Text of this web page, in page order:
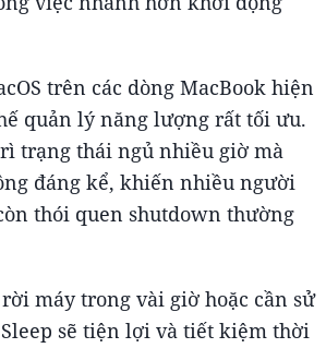
trên các dòng MacBook hiện
quản lý năng lượng rất tối ưu.
trạng thái ngủ nhiều giờ mà
đáng kể, khiến nhiều người
thói quen shutdown thường
máy trong vài giờ hoặc cần sử
sẽ tiện lợi và tiết kiệm thời